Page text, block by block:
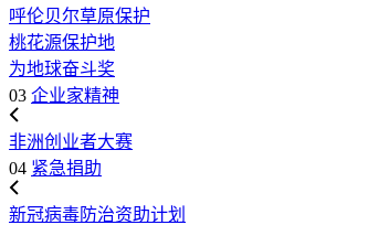
呼伦贝尔草原保护
桃花源保护地
为地球奋斗奖
03 企业家精神
非洲创业者大赛
04 紧急捐助
新冠病毒防治资助计划